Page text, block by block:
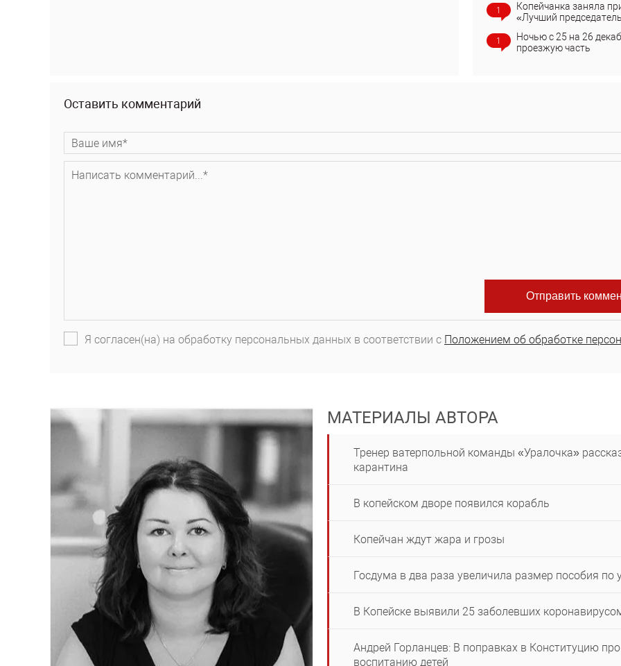
1
Копейчанка заняла
«Лучший
1
Ночью с 25 на 26
проезжую часть
Оставить комментарий
Я согласен(на) на обработку персональных данных в соответствии с Положением об обработке
МАТЕРИАЛЫ АВТОРА
Тренер ватерпольной команды «Уралочка»
карантина
В копейском дворе появился корабль
Копейчан ждут жара и грозы
Госдума в два раза увеличила размер пособия по
В Копейске выявили 25 заболевших
Андрей Горланцев: В поправках в Конституцию
воспитанию детей